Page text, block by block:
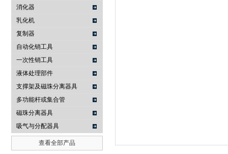
武汉提沃克科技有限公司
消化器
乳化机
复制器
自动化销工具
一次性销工具
液体处理部件
支撑架及磁珠分离器具
多功能杆或集合管
磁珠分离器具
吸气与分配器具
查看全部产品